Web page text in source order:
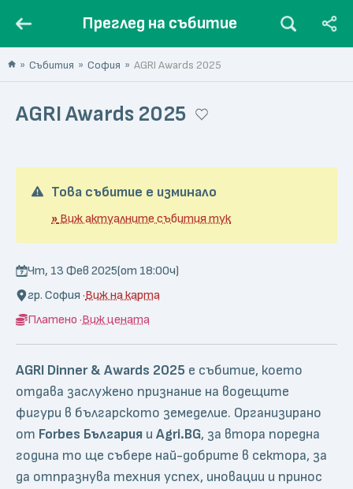
Преглед на събитие
Събития София AGRI Awards 2025
AGRI Awards 2025
Това събитие е изминало
»Виж актуалните събития тук
Чт, 13 Фев 2025(от 18:00ч)
гр. София ·Виж на карта
Платено ·Виж цената
AGRI Dinner & Awards 2025 е събитие, което
отдава заслужено признание на водещите
фигури в българското земеделие. Организирано
от Forbes България и Agri.BG, за втора поредна
година то ще събере най-добрите в сектора, за
да отпразнува техния успех, иновации и принос